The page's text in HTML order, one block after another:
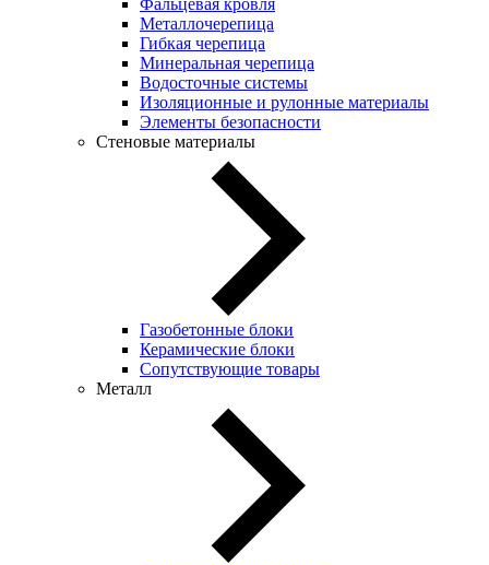
Металлочерепица
Гибкая черепица
Минеральная черепица
Водосточные системы
Изоляционные и рулонные материалы
Элементы безопасности
Стеновые материалы
Газобетонные блоки
Керамические блоки
Сопутствующие товары
Металл